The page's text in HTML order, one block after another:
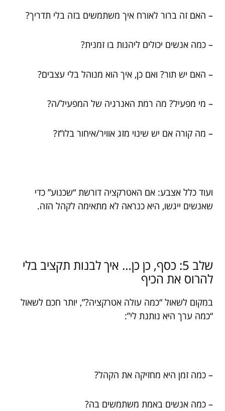
– האם זה ברור לאורח איך משתמשים בזה בלי תדריך?
– כמה אנשים יכולים ליהנות בו זמנית?
– האם יש תור? ואם כן, איך הוא מנוהל בלי עצבים?
– מי מפעיל? מה רמת האנרגיה של המפעיל/ה?
– מה קורה אם יש שינוי מזג אוויר/איחור בלו”ז?
ועוד כלל אצבע: אם האטרקציה דורשת “שכנוע” כדי
שאנשים ייגשו, היא כנראה לא מתאימה לקהל הזה.
שלב 5: כסף, כן כן… איך לבנות תקציב בלי
להרוס את הכיף
במקום לשאול “כמה עולה אטרקציה?”, יותר חכם לשאול
“כמה ערך היא נותנת לי”:
– כמה זמן היא מחזיקה את הקהל?
– כמה אנשים באמת משתמשים בה?